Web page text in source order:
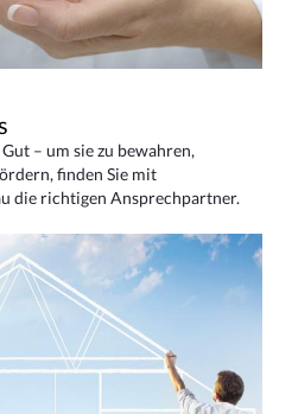
– um sie zu bewahren,
finden Sie mit
die richtigen Ansprechpartner.